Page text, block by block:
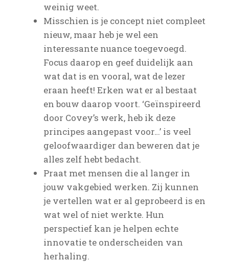
weinig weet.
Misschien is je concept niet compleet
nieuw, maar heb je wel een
interessante nuance toegevoegd.
Focus daarop en geef duidelijk aan
wat dat is en vooral, wat de lezer
eraan heeft! Erken wat er al bestaat
en bouw daarop voort. ‘Geïnspireerd
door Covey’s werk, heb ik deze
principes aangepast voor…’ is veel
geloofwaardiger dan beweren dat je
alles zelf hebt bedacht.
Praat met mensen die al langer in
jouw vakgebied werken. Zij kunnen
je vertellen wat er al geprobeerd is en
wat wel of niet werkte. Hun
perspectief kan je helpen echte
innovatie te onderscheiden van
herhaling.